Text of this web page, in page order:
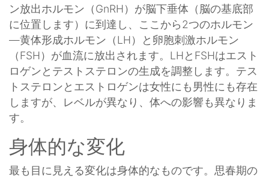
ン放出ホルモン（GnRH）が脳下垂体（脳の基底部
に位置します）に到達し、ここから2つのホルモン
—黄体形成ホルモン（LH）と卵胞刺激ホルモン
（FSH）が血流に放出されます。LHとFSHはエスト
ロゲンとテストステロンの生成を調整します。テス
トステロンとエストロゲンは女性にも男性にも存在
しますが、レベルが異なり、体への影響も異なりま
す。
身体的な変化
最も目に見える変化は身体的なものです。思春期の